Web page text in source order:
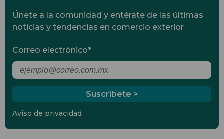
Únete a la comunidad y entérate de las últimas
noticias y tendencias en comercio exterior
Correo electrónico*
Aviso de privacidad